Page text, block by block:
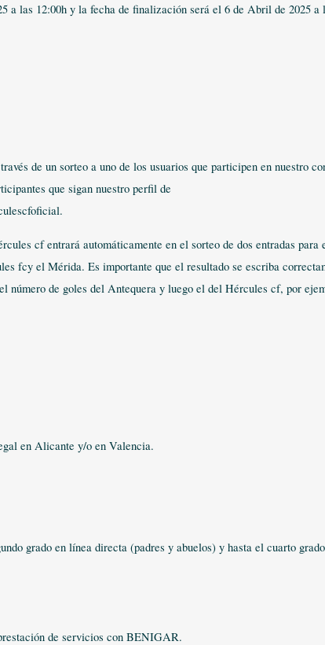
a las 12:00h y la fecha de finalización será el 6 de Abril de 2025 a
de un sorteo a uno de los usuarios que participen en nuestro
que sigan nuestro perfil de
cf entrará automáticamente en el sorteo de dos entradas para
fcy el Mérida. Es importante que el resultado se escriba
número de goles del Antequera y luego el del Hércules cf, por
en Alicante y/o en Valencia.
grado en línea directa (padres y abuelos) y hasta el cuarto
de servicios con BENIGAR.